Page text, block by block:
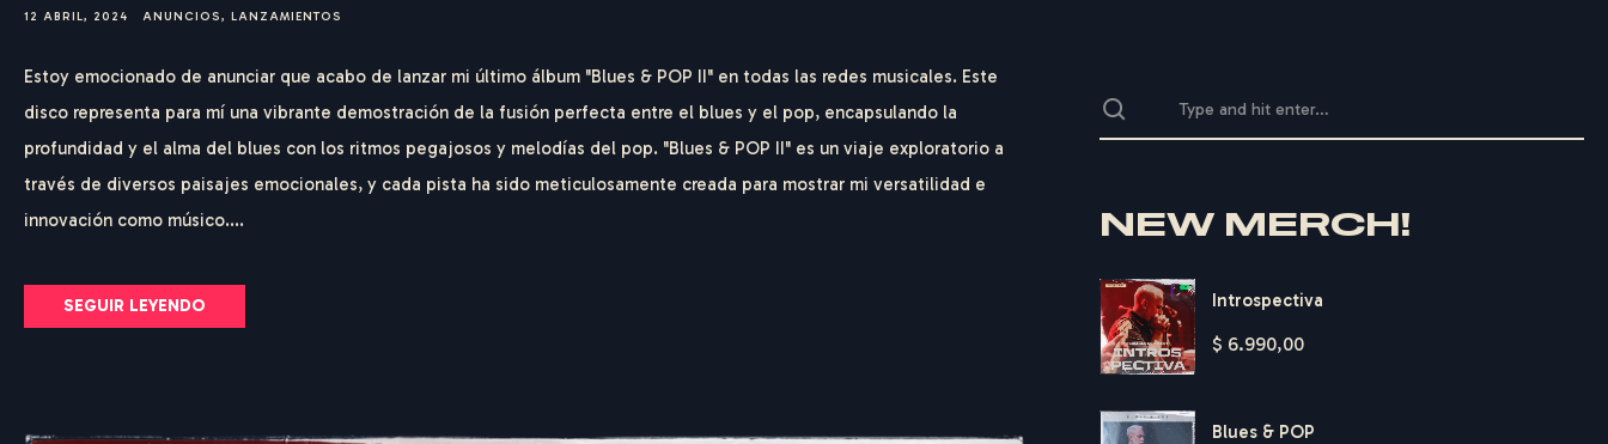
12 ABRIL, 2024 ANUNCIOS, LANZAMIENTOS
Estoy emocionado de anunciar que acabo de lanzar mi último álbum "Blues & POP II" en todas las redes musicales. Este
disco representa para mí una vibrante demostración de la fusión perfecta entre el blues y el pop, encapsulando la
profundidad y el alma del blues con los ritmos pegajosos y melodías del pop. "Blues & POP II" es un viaje exploratorio a
través de diversos paisajes emocionales, y cada pista ha sido meticulosamente creada para mostrar mi versatilidad e
innovación como músico....
SEGUIR LEYENDO
NEW MERCH!
Introspectiva
$ 6.990,00
Blues & POP